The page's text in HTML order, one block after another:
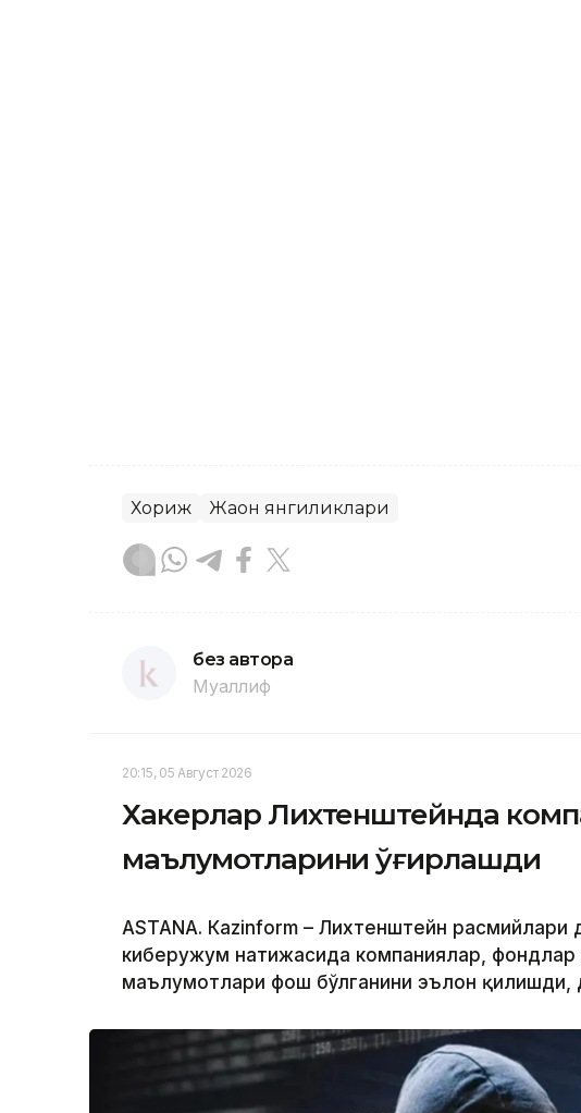
Хориж Жаҳон янгиликлари
без автора
Муаллиф
20:15, 05 Август 2026
Хакерлар Лихтенштейнда
маълумотларини ўғирлашди
ASTANА. Кazinform – Лихтенштейн расмийлари
киберҳужум натижасида компаниялар, фондлар
маълумотлари фош бўлганини эълон қилишди,